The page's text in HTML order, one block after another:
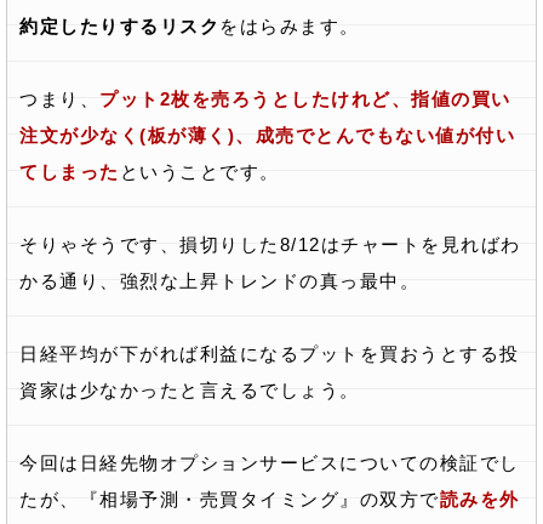
約定したりするリスク をはらみます。
つまり、 プット2枚を売ろうとしたけれど、指値の買い
注文が少なく(板が薄く)、成売でとんでもない値が付い
てしまった ということです。
そりゃそうです、損切りした8/12はチャートを見ればわ
かる通り、強烈な上昇トレンドの真っ最中。
日経平均が下がれば利益になるプットを買おうとする投
資家は少なかったと言えるでしょう。
今回は日経先物オプションサービスについての検証でし
たが、『相場予測・売買タイミング』の双方で読みを外